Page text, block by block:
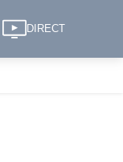
DIRECT